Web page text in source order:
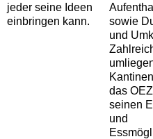
jeder seine Ideen
einbringen kann.
sowie
und
das
seinen
und